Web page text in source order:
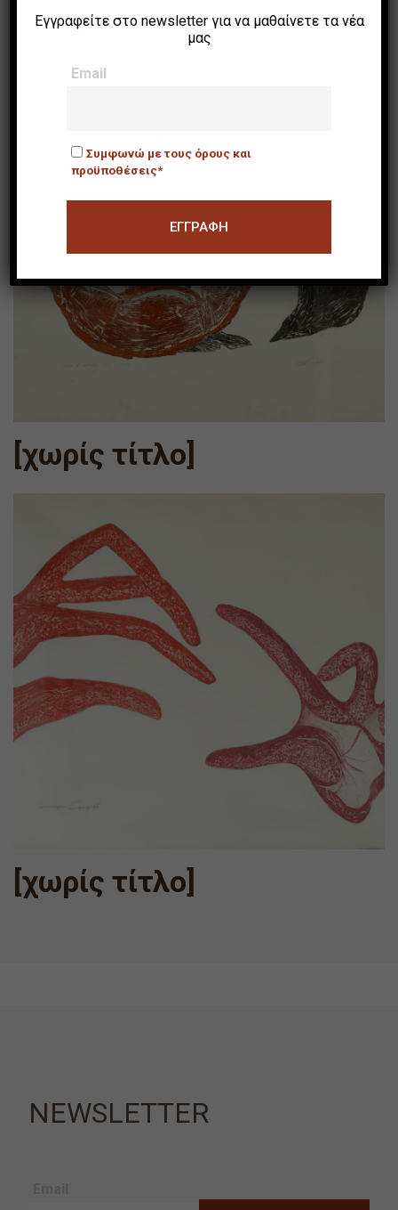
[χωρίς τίτλο]
[χωρίς τίτλο]
[χωρίς τίτλο]
NEWSLETTER
Εγγραφείτε στο newsletter για να μαθαίνετε τα νέα
μας
Email
Συμφωνώ με τους όρους και
προϋποθέσεις*